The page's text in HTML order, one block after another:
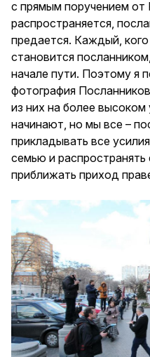
с прямым поручением
распространяется,
предается. Каждый,
становится
начале пути. Поэтому я
фотография
из них на более высоком
начинают, но мы все –
прикладывать все
семью и распространять
приближать приход